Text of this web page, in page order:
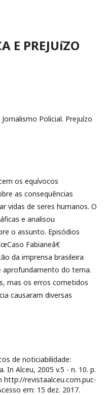
E PREJUíZO
Policial. Prejuízo
os equívocos
as consequências
vidas de seres humanos. O
e analisou
o assunto. Episódios
Fabianeâ€
da imprensa brasileira
do tema.
mas os erros cometidos
causaram diversas
de noticiabilidade:
Alceu, 2005 v.5 - n. 10. p.
http://revistaalceu.com.puc-
em: 15 dez. 2017.